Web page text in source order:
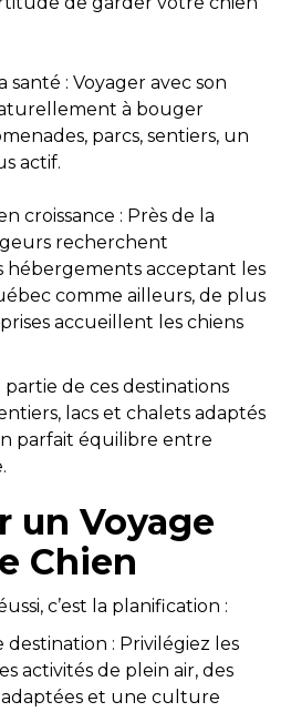
santé : Voyager avec son
à bouger
parcs, sentiers, un
actif.
croissance : Près de la
recherchent
hébergements acceptant les
comme ailleurs, de plus
accueillent les chiens
de ces destinations
lacs et chalets adaptés
parfait équilibre entre
un Voyage
Chien
c’est la planification :
destination : Privilégiez les
activités de plein air, des
et une culture